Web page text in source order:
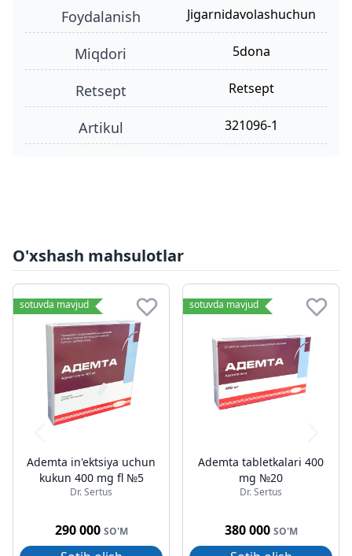
foydalanish jigarnidavolashuchun
miqdori 5dona
retsept retsept
Artikul 321096-1
O'xshash mahsulotlar
sotuvda mavjud
Ademta in'ektsiya uchun
kukun 400 mg fl №5
Dr. Sertus
290 000 SO'M
sotuvda mavjud
Ademta tabletkalari 400
mg №20
Dr. Sertus
380 000 SO'M